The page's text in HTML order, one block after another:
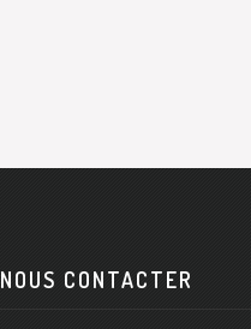
NOUS CONTACTER